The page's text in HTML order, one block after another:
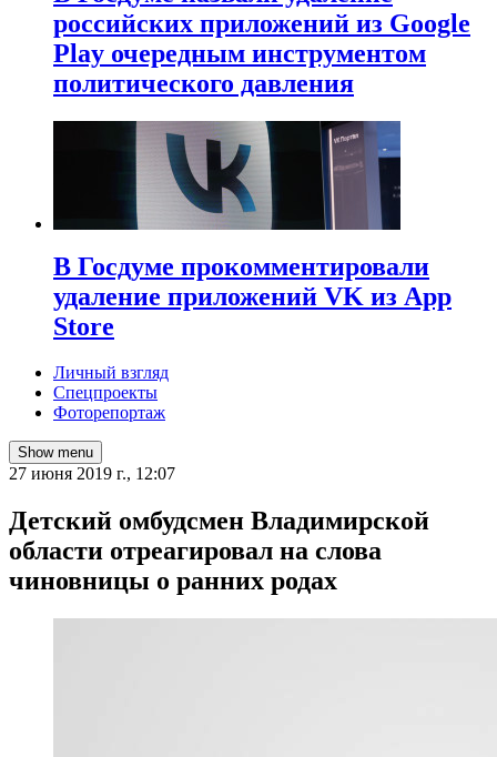
российских приложений из Google
Play очередным инструментом
политического давления
В Госдуме прокомментировали
удаление приложений VK из App
Store
Личный взгляд
Спецпроекты
Фоторепортаж
Show menu
27 июня 2019 г., 12:07
Детский омбудсмен Владимирской
области отреагировал на слова
чиновницы о ранних родах